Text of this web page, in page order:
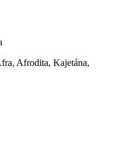
Afrodita, Kajetána,